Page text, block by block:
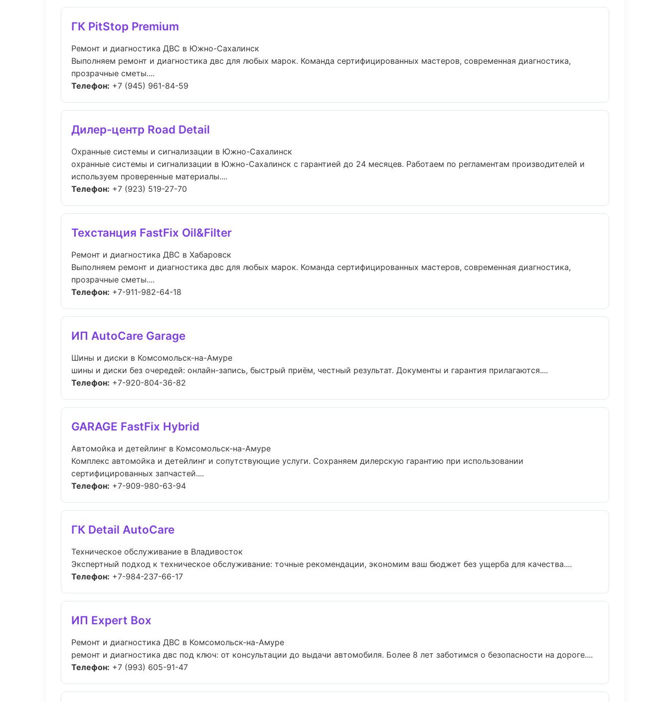
ГК PitStop Premium
Ремонт и диагностика ДВС в Южно-Сахалинск
Выполняем ремонт и диагностика двс для любых марок. Команда сертифицированных мастеров, современная диагностика,
прозрачные сметы....
Телефон: +7 (945) 961-84-59
Дилер-центр Road Detail
Охранные системы и сигнализации в Южно-Сахалинск
охранные системы и сигнализации в Южно-Сахалинск с гарантией до 24 месяцев. Работаем по регламентам производителей и
используем проверенные материалы....
Телефон: +7 (923) 519-27-70
Техстанция FastFix Oil&Filter
Ремонт и диагностика ДВС в Хабаровск
Выполняем ремонт и диагностика двс для любых марок. Команда сертифицированных мастеров, современная диагностика,
прозрачные сметы....
Телефон: +7-911-982-64-18
ИП AutoCare Garage
Шины и диски в Комсомольск-на-Амуре
шины и диски без очередей: онлайн-запись, быстрый приём, честный результат. Документы и гарантия прилагаются....
Телефон: +7-920-804-36-82
GARAGE FastFix Hybrid
Автомойка и детейлинг в Комсомольск-на-Амуре
Комплекс автомойка и детейлинг и сопутствующие услуги. Сохраняем дилерскую гарантию при использовании
сертифицированных запчастей....
Телефон: +7-909-980-63-94
ГК Detail AutoCare
Техническое обслуживание в Владивосток
Экспертный подход к техническое обслуживание: точные рекомендации, экономим ваш бюджет без ущерба для качества....
Телефон: +7-984-237-66-17
ИП Expert Box
Ремонт и диагностика ДВС в Комсомольск-на-Амуре
ремонт и диагностика двс под ключ: от консультации до выдачи автомобиля. Более 8 лет заботимся о безопасности на дороге....
Телефон: +7 (993) 605-91-47